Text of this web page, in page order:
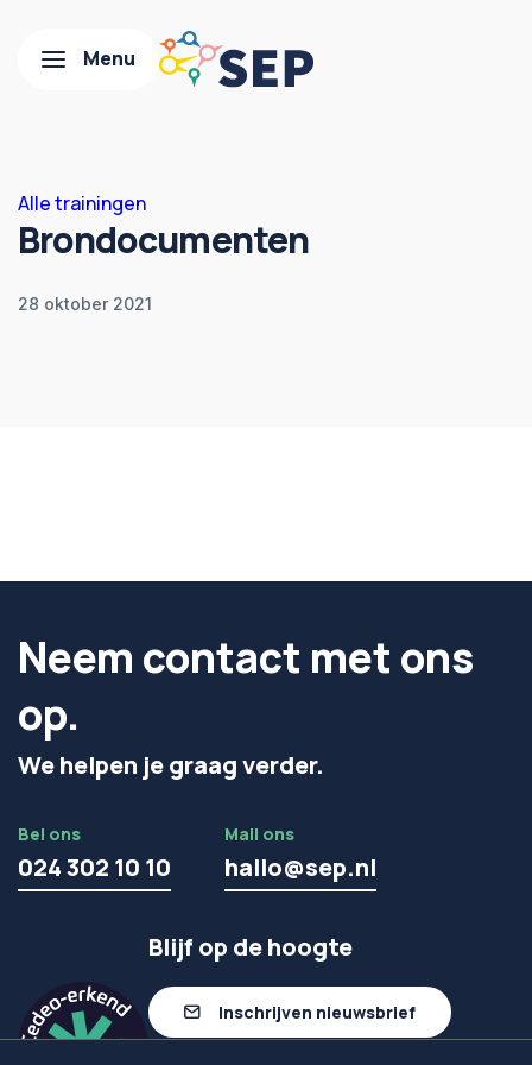
Alle trainingen
Brondocumenten
28 oktober 2021
Neem contact met ons
op.
We helpen je graag verder.
Bel ons
024 302 10 10
Mail ons
hallo@sep.nl
Blijf op de hoogte
Inschrijven nieuwsbrief